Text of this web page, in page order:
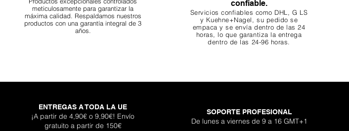
meticulosamente para garantizar la
máxima calidad. Respaldamos nuestros
productos con una garantía integral de 3
años.
confiable.
Servicios confiables como DHL, G LS
y Kuehne+Nagel, su pedido se
empaca y se envía dentro de las 24
horas, lo que garantiza la entrega
dentro de las 24-96 horas.
ENTREGAS A TODA LA UE
¡A partir de 4,90€ o 9,90€! Envío
gratuito a partir de 150€
SOPORTE PROFESIONAL
De lunes a viernes de 9 a 16 GMT+1